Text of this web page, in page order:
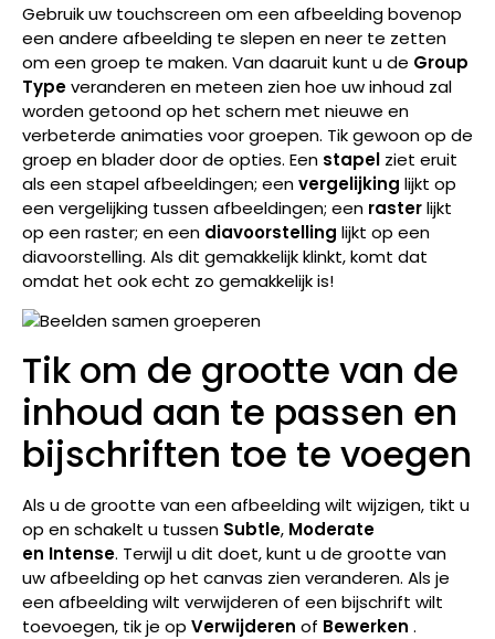
Gebruik uw touchscreen om een afbeelding bovenop
een andere afbeelding te slepen en neer te zetten
om een groep te maken. Van daaruit kunt u de Group
Typeveranderenen meteen zien hoe uw inhoud zal
worden getoond op het schern met nieuwe en
verbeterde animaties voor groepen. Tik gewoon op de
groep en blader door de opties. Een stapel ziet eruit
als een stapel afbeeldingen; eenvergelijking lijkt op
een vergelijking tussen afbeeldingen; een rasterlijkt
op een raster; en een diavoorstelling lijkt op een
diavoorstelling. Als dit gemakkelijk klinkt, komt dat
omdat het ook echt zo gemakkelijk is!
Tik om de grootte van de
inhoud aan te passen en
bijschriften toe te voegen
Als u de grootte van een afbeelding wilt wijzigen, tikt u
op en schakelt u tussen Subtle, Moderate
en Intense. Terwijl u dit doet, kunt u de grootte van
uw afbeelding op het canvas zien veranderen. Als je
een afbeelding wilt verwijderen of een bijschrift wilt
toevoegen, tik je op Verwijderen of Bewerken .